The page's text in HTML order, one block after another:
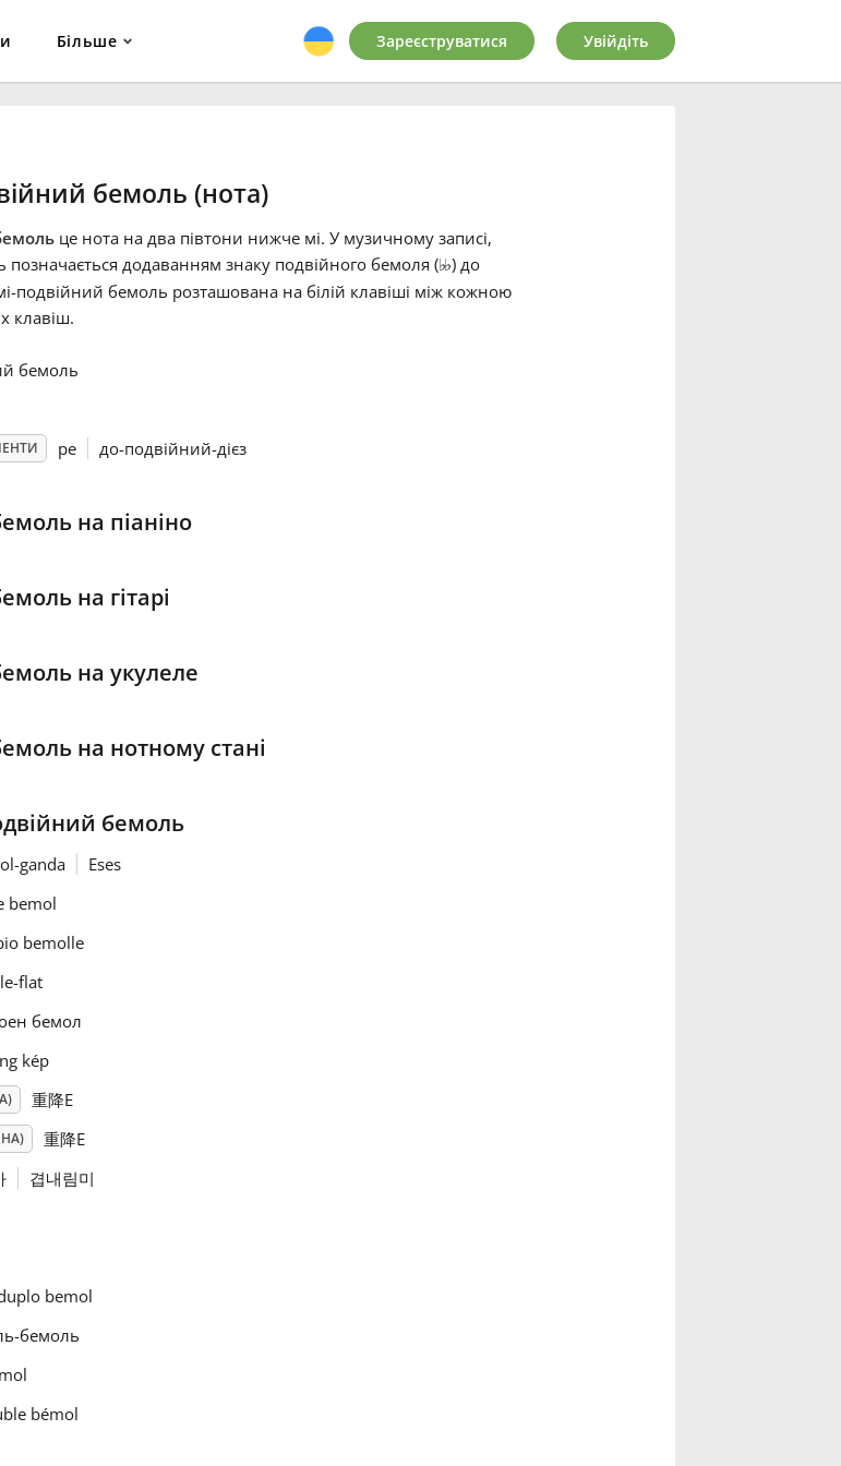
Більше Зареєструватися Увійдіть
бемоль (нота)
це нота на два півтони нижче мі. У музичному записі,
позначається додаванням знаку подвійного бемоля (♭♭) до
подвійний бемоль розташована на білій клавіші між кожною
клавіш.
бемоль
ре до-подвійний-дієз
на піаніно
на гітарі
на укулеле
на нотному стані
бемоль
ganda Eses
bemol
bemolle
flat
бемол
kép
重降E
重降E
겹내림미
bemol
бемоль
bémol